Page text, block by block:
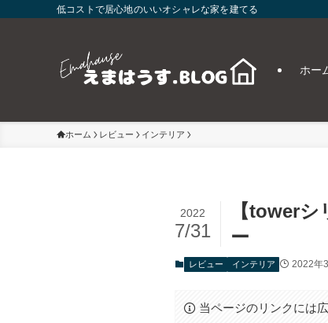
低コストで居心地のいいオシャレな家を建てる
ホー
ホーム レビュー インテリア
【tower
ー
2022
7/31
レビュー インテリア 2022年
当ページのリンクには